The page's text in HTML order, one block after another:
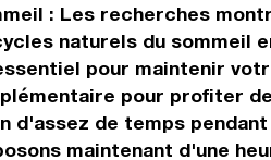
: Les recherches
naturels du sommeil
pour maintenir
pour profiter
d'assez de temps
maintenant d'une